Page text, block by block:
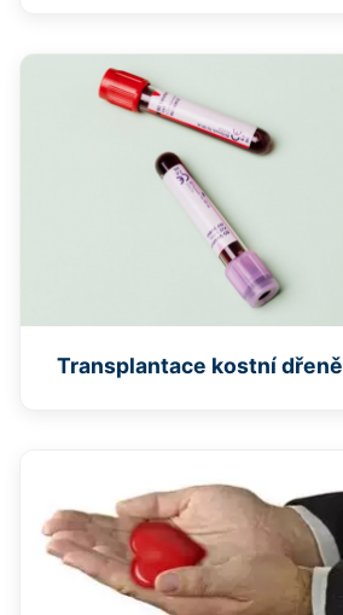
Transplantace kostní dřeně